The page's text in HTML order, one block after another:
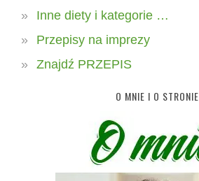
Inne diety i kategorie …
Przepisy na imprezy
Znajdź PRZEPIS
O MNIE I O STRONIE